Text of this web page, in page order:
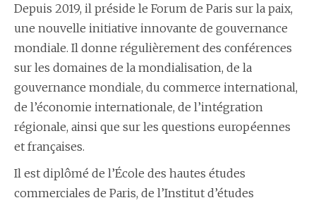
Depuis 2019, il préside le Forum de Paris sur la paix,
une nouvelle initiative innovante de gouvernance
mondiale. Il donne régulièrement des conférences
sur les domaines de la mondialisation, de la
gouvernance mondiale, du commerce international,
de l’économie internationale, de l’intégration
régionale, ainsi que sur les questions européennes
et françaises.
Il est diplômé de l’École des hautes études
commerciales de Paris, de l’Institut d’études